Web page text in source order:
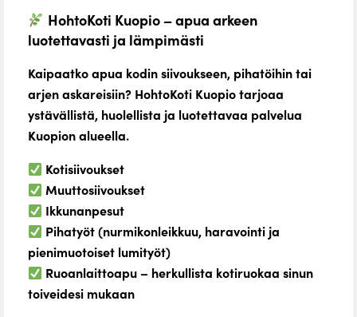
HohtoKoti Kuopio – apua arkeen
luotettavasti ja lämpimästi
Kaipaatko apua kodin siivoukseen, pihatöihin tai
arjen askareisiin? HohtoKoti Kuopio tarjoaa
ystävällistä, huolellista ja luotettavaa palvelua
Kuopion alueella.
Kotisiivoukset
Muuttosiivoukset
Ikkunanpesut
Pihatyöt (nurmikonleikkuu, haravointi ja
pienimuotoiset lumityöt)
Ruoanlaittoapu – herkullista kotiruokaa sinun
toiveidesi mukaan